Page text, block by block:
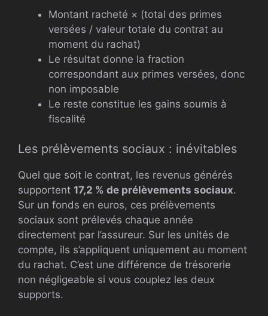
Montant racheté × (total des primes
versées / valeur totale du contrat au
moment du rachat)
Le résultat donne la fraction
correspondant aux primes versées, donc
non imposable
Le reste constitue les gains soumis à
fiscalité
Les prélèvements sociaux : inévitables
Quel que soit le contrat, les revenus générés
supportent 17,2 % de prélèvements sociaux.
Sur un fonds en euros, ces prélèvements
sociaux sont prélevés chaque année
directement par l’assureur. Sur les unités de
compte, ils s’appliquent uniquement au moment
du rachat. C’est une différence de trésorerie
non négligeable si vous couplez les deux
supports.